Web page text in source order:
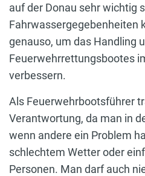
auf der Donau sehr wichtig
Fahrwassergegebenheiten
genauso, um das Handling
Feuerwehrrettungsbootes
verbessern.
Als Feuerwehrbootsführer
Verantwortung, da man in
wenn andere ein Problem
schlechtem Wetter oder
Personen. Man darf auch